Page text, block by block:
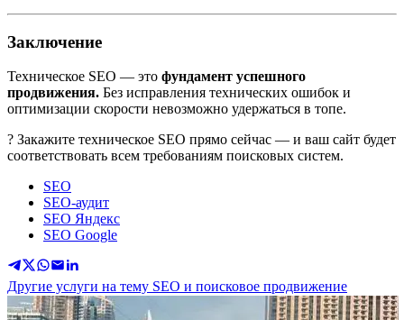
Заключение
Техническое SEO — это фундамент успешного
продвижения. Без исправления технических ошибок и
оптимизации скорости невозможно удержаться в топе.
? Закажите техническое SEO прямо сейчас — и ваш сайт будет
соответствовать всем требованиям поисковых систем.
SEO
SEO-аудит
SEO Яндекс
SEO Google
Другие услуги на тему SEO и поисковое продвижение